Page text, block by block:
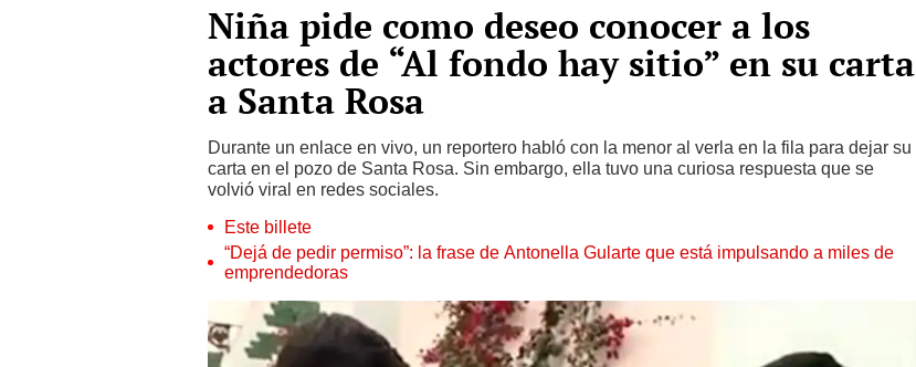
Niña pide como deseo conocer a los
actores de “Al fondo hay sitio” en su carta
a Santa Rosa
Durante un enlace en vivo, un reportero habló con la menor al verla en la fila para dejar su
carta en el pozo de Santa Rosa. Sin embargo, ella tuvo una curiosa respuesta que se
volvió viral en redes sociales.
Este billete
“Dejá de pedir permiso”: la frase de Antonella Gularte que está impulsando a miles de
emprendedoras